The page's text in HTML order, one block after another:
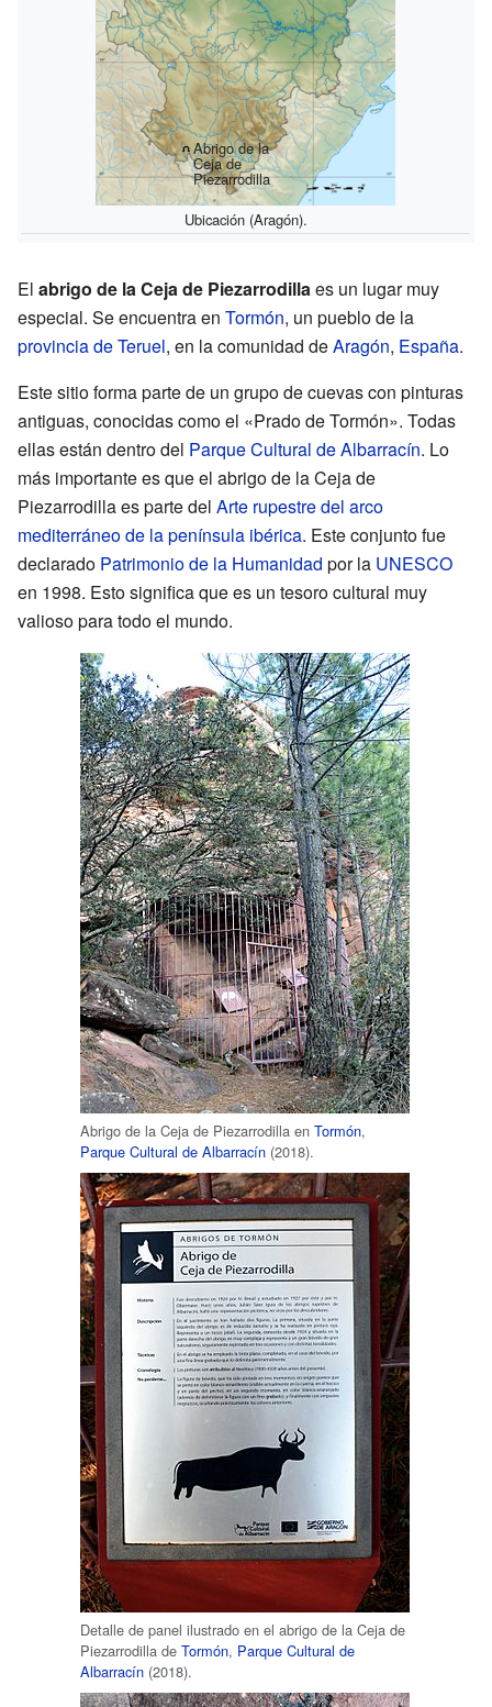
Abrigo de la
Ceja de
Piezarrodilla
Ubicación (Aragón).
El abrigo de la Ceja de Piezarrodillaes un lugar muy
especial. Se encuentra en Tormón, un pueblo de la
provincia de Teruel, en la comunidad deAragón, España.
Este sitio forma parte de un grupo de cuevas con pinturas
antiguas, conocidas como el «Prado de Tormón». Todas
ellas están dentro del Parque Cultural de Albarracín. Lo
más importante es que el abrigo de la Ceja de
Piezarrodilla es parte del Arte rupestre del arco
mediterráneo de la península ibérica. Este conjunto fue
declarado Patrimonio de la Humanidad por la UNESCO
en 1998. Esto significa que es un tesoro cultural muy
valioso para todo el mundo.
Abrigo de la Ceja de Piezarrodilla en Tormón,
Parque Cultural de Albarracín (2018).
Detalle de panel ilustrado en el abrigo de la Ceja de
Piezarrodilla de Tormón, Parque Cultural de
Albarracín (2018).